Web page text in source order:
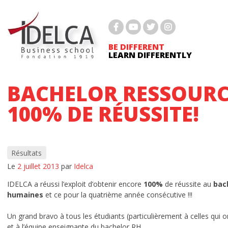
contenu
BE DIFFERENT
LEARN DIFFERENTLY
BACHELOR
100% DE RÉUSSITE!
Résultats
Le 2 juillet 2013 par Idelca
IDELCA a réussi l’exploit d’obtenir encore 100% de réussite au
humaines et ce pour la quatrième année consécutive !!!
Un grand bravo à tous les étudiants (particulièrement à celles qui
COMPTABILITÉ GESTION
GESTION DE LA PME
MCO
PROFESSIONS IMMOBILIÈRES
RH
immobilier
1 MARKETING DIGITAL ET
2 MARKETING DIGITAL